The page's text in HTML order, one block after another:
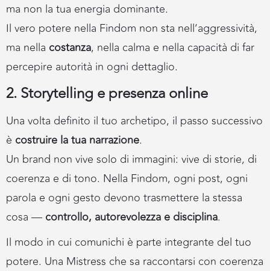
ma non la tua energia dominante.
Il vero potere nella Findom non sta nell’aggressività,
ma nella costanza, nella calma e nella capacità di far
percepire autorità in ogni dettaglio.
2.Storytelling e presenza online
Una volta definito il tuo archetipo, il passo successivo
è costruire la tua narrazione.
Un brand non vive solo di immagini: vive di storie, di
coerenza e di tono. Nella Findom, ogni post, ogni
parola e ogni gesto devono trasmettere la stessa
cosa — controllo, autorevolezza e disciplina.
Il modo in cui comunichi è parte integrante del tuo
potere. Una Mistress che sa raccontarsi con coerenza